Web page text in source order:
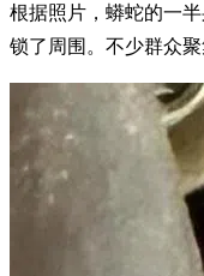
根据照片，蟒蛇的一
锁了周围。不少群众聚